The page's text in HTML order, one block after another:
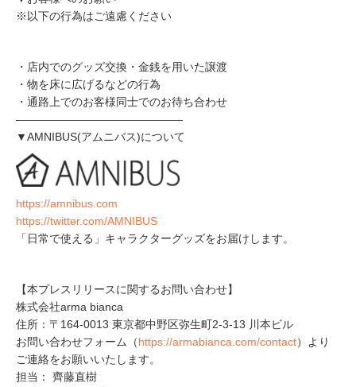
※以下の行為はご遠慮ください
・店内でのグッズ交換・金銭を用いた譲渡
・物を床に広げるなどの行為
・通路上でのお客様同士でのお待ち合わせ
―――――――――――――――
▼AMNIBUS(アムニバス)について
https://amnibus.com
https://twitter.com/AMNIBUS
「日常で使える」キャラクターグッズをお届けします。
【本プレスリリースに関するお問い合わせ】
株式会社arma bianca
住所：〒164-0013 東京都中野区弥生町2-3-13 川本ビル
お問い合わせフォーム（https://armabianca.com/contact）より
ご連絡をお願いいたします。
担当： 齊藤直樹